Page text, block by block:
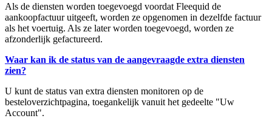
Als de diensten worden toegevoegd voordat Fleequid de
aankoopfactuur uitgeeft, worden ze opgenomen in dezelfde factuur
als het voertuig. Als ze later worden toegevoegd, worden ze
afzonderlijk gefactureerd.
Waar kan ik de status van de aangevraagde extra diensten
zien?
U kunt de status van extra diensten monitoren op de
besteloverzichtpagina, toegankelijk vanuit het gedeelte "Uw
Account".